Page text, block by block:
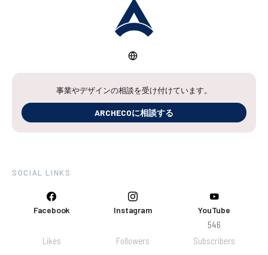
事業やデザインの相談を受け付けています。
ARCHECOに相談する
SOCIAL LINKS
Facebook
Likes
Instagram
Followers
YouTube
546
Subscribers